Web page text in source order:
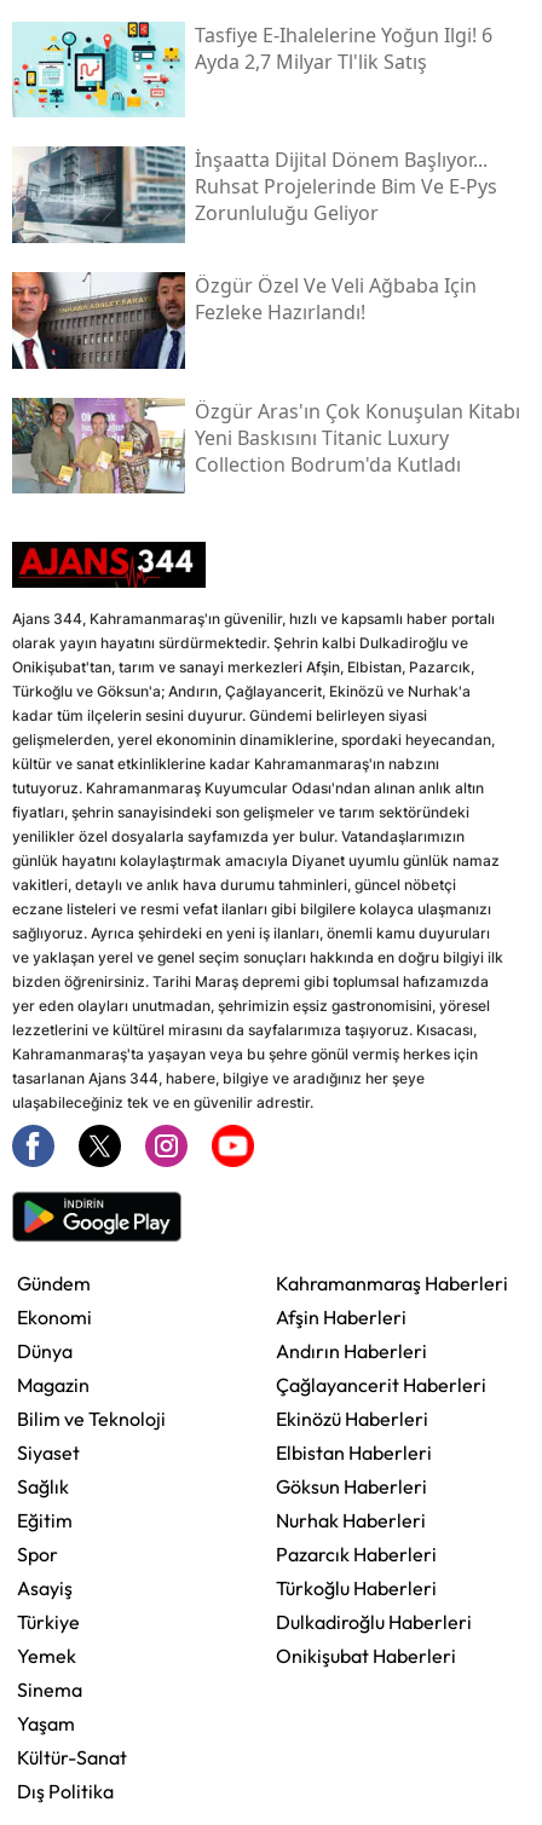
Tasfiye E-Ihalelerine Yoğun Ilgi! 6
Ayda 2,7 Milyar Tl'lik Satış
İnşaatta Dijital Dönem Başlıyor...
Ruhsat Projelerinde Bim Ve E-Pys
Zorunluluğu Geliyor
Özgür Özel Ve Veli Ağbaba Için
Fezleke Hazırlandı!
Özgür Aras'ın Çok Konuşulan Kitabı
Yeni Baskısını Titanic Luxury
Collection Bodrum'da Kutladı
Ajans 344, Kahramanmaraş'ın güvenilir, hızlı ve kapsamlı haber portalı
olarak yayın hayatını sürdürmektedir. Şehrin kalbi Dulkadiroğlu ve
Onikişubat'tan, tarım ve sanayi merkezleri Afşin, Elbistan, Pazarcık,
Türkoğlu ve Göksun'a; Andırın, Çağlayancerit, Ekinözü ve Nurhak'a
kadar tüm ilçelerin sesini duyurur. Gündemi belirleyen siyasi
gelişmelerden, yerel ekonominin dinamiklerine, spordaki heyecandan,
kültür ve sanat etkinliklerine kadar Kahramanmaraş'ın nabzını
tutuyoruz. Kahramanmaraş Kuyumcular Odası'ndan alınan anlık altın
fiyatları, şehrin sanayisindeki son gelişmeler ve tarım sektöründeki
yenilikler özel dosyalarla sayfamızda yer bulur. Vatandaşlarımızın
günlük hayatını kolaylaştırmak amacıyla Diyanet uyumlu günlük namaz
vakitleri, detaylı ve anlık hava durumu tahminleri, güncel nöbetçi
eczane listeleri ve resmi vefat ilanları gibi bilgilere kolayca ulaşmanızı
sağlıyoruz. Ayrıca şehirdeki en yeni iş ilanları, önemli kamu duyuruları
ve yaklaşan yerel ve genel seçim sonuçları hakkında en doğru bilgiyi ilk
bizden öğrenirsiniz. Tarihi Maraş depremi gibi toplumsal hafızamızda
yer eden olayları unutmadan, şehrimizin eşsiz gastronomisini, yöresel
lezzetlerini ve kültürel mirasını da sayfalarımıza taşıyoruz. Kısacası,
Kahramanmaraş'ta yaşayan veya bu şehre gönül vermiş herkes için
tasarlanan Ajans 344, habere, bilgiye ve aradığınız her şeye
ulaşabileceğiniz tek ve en güvenilir adrestir.
Gündem
Ekonomi
Dünya
Magazin
Bilim ve Teknoloji
Siyaset
Sağlık
Eğitim
Spor
Asayiş
Türkiye
Yemek
Sinema
Yaşam
Kültür-Sanat
Dış Politika
Kahramanmaraş Haberleri
Afşin Haberleri
Andırın Haberleri
Çağlayancerit Haberleri
Ekinözü Haberleri
Elbistan Haberleri
Göksun Haberleri
Nurhak Haberleri
Pazarcık Haberleri
Türkoğlu Haberleri
Dulkadiroğlu Haberleri
Onikişubat Haberleri